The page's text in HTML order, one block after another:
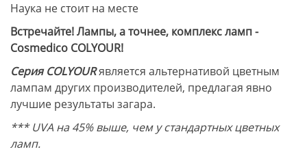
Наука не стоит на месте
Встречайте! Лампы, а точнее, комплекс ламп -
Cosmedico COLYOUR!
Серия COLYOURявляется альтернативой цветным
лампам других производителей, предлагая явно
лучшие результаты загара.
*** UVA на 45% выше, чем у стандартных цветных
ламп.